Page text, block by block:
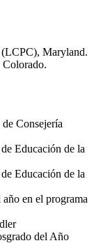
Maryland.
Consejería
Educación de la
Educación de la
en el programa
del Año